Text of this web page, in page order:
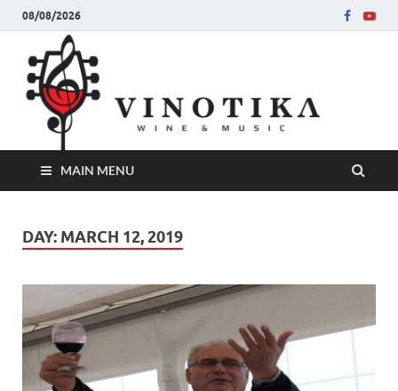
08/08/2026
MAIN MENU
DAY: MARCH 12, 2019